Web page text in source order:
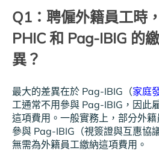
Q1：聘僱外籍員工時
PHIC 和 Pag-IBIG 的
異？
最大的差異在於 Pag-IBIG（家庭
工通常不用參與 Pag-IBIG，因此
這項費用。一般實務上，部分外
參與 Pag-IBIG（視簽證與互惠協
無需為外籍員工繳納這項費用。